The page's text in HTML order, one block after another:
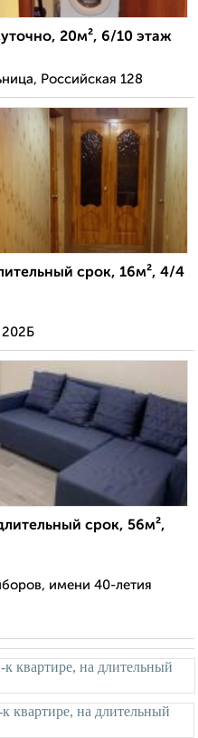
20м², 6/10 этаж
Российская 128
срок, 16м², 4/4
202Б
срок, 56м²,
имени 40-летия